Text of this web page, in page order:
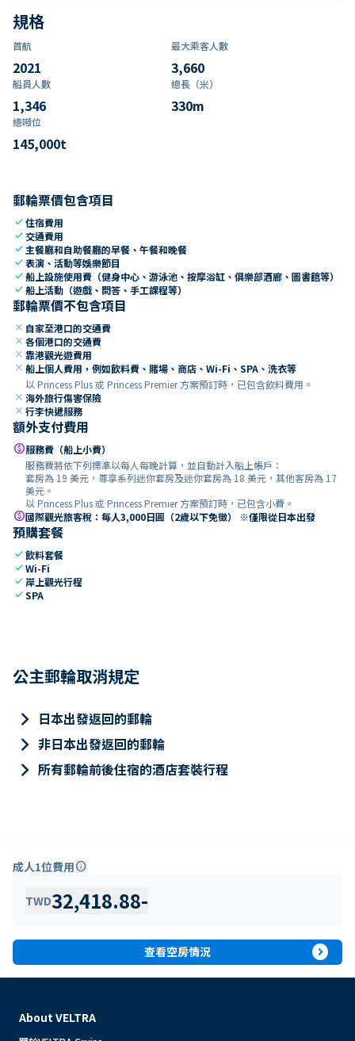
規格
首航
2021
最大乘客人數
3,660
船員人數
1,346
總長（米）
330m
總噸位
145,000t
郵輪票價包含項目
check住宿費用
check 交通費用
check 主餐廳和自助餐廳的早餐、午餐和晚餐
check表演、活動等娛樂節目
check船上設施使用費（健身中心、游泳池、按摩浴缸、俱樂部酒廊、圖書館等）
check船上活動（遊戲、問答、手工課程等）
郵輪票價不包含項目
close 自家至港口的交通費
close 各個港口的交通費
close 靠港觀光遊費用
close 船上個人費用，例如飲料費、賭場、商店、Wi-Fi、SPA、洗衣等
以 Princess Plus 或 Princess Premier 方案預訂時，已包含飲料費用。
close 海外旅行傷害保險
close 行李快遞服務
額外支付費用
paid服務費（船上小費）
服務費將依下列標準以每人每晚計算，並自動計入船上帳戶：
套房為 19 美元，尊享系列迷你套房及迷你套房為 18 美元，其他客房為 17
美元。
以 Princess Plus 或 Princess Premier 方案預訂時，已包含小費。
paid國際觀光旅客稅：每人3,000日圓（2歲以下免徵） ※僅限從日本出發
預購套餐
check飲料套餐
checkWi-Fi
check 岸上觀光行程
checkSPA
公主郵輪取消規定
keyboard_arrow_right 日本出發返回的郵輪
keyboard_arrow_right 非日本出發返回的郵輪
keyboard_arrow_right 所有郵輪前後住宿的酒店套裝行程
成人1位費用info
TWD32,418.88-
查看空房情況 expand_circle_right
About VELTRA